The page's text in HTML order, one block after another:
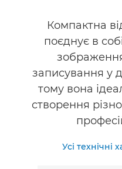
Компактна
поєднує в
записування у
тому вона
створення
Усі технічні